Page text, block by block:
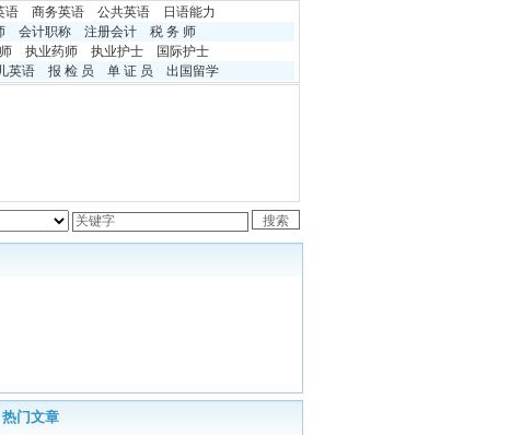
语 商务英语 公共英语
日语能力
会计职称 注册会计
税 务 师
执业药师 执业护士
国际护士
英语 报 检 员 单 证 员 出国留学
热门文章